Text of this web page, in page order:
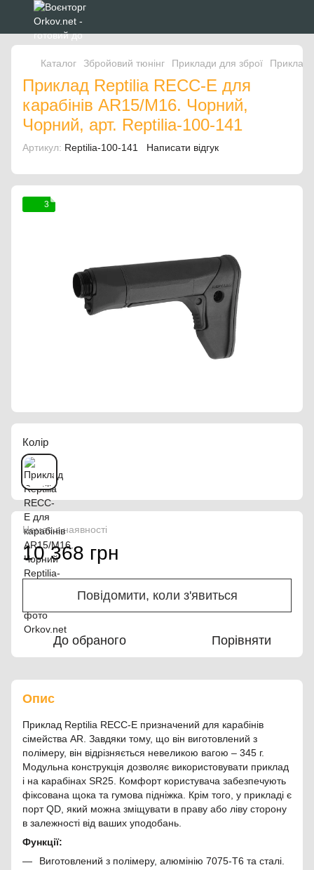
Каталог Збройовий тюнінг Приклади для зброї
Приклад Reptilia RECC-E для
карабінів AR15/M16. Чорний,
Чорний, арт. Reptilia-100-141
Артикул: Reptilia-100-141 Написати відгук
3
Колір
Немає в наявності
10 368 грн
Повідомити, коли з'явиться
До обраного Порівняти
Опис
Приклад Reptilia RECC-E призначений для карабінів
сімейства AR. Завдяки тому, що він виготовлений з
полімеру, він відрізняється невеликою вагою – 345 г.
Модульна конструкція дозволяє використовувати приклад
і на карабінах SR25. Комфорт користувача забезпечують
фіксована щока та гумова підніжка. Крім того, у прикладі є
порт QD, який можна зміщувати в праву або ліву сторону
в залежності від ваших уподобань.
Функції:
Виготовлений з полімеру, алюмінію 7075-T6 та сталі.